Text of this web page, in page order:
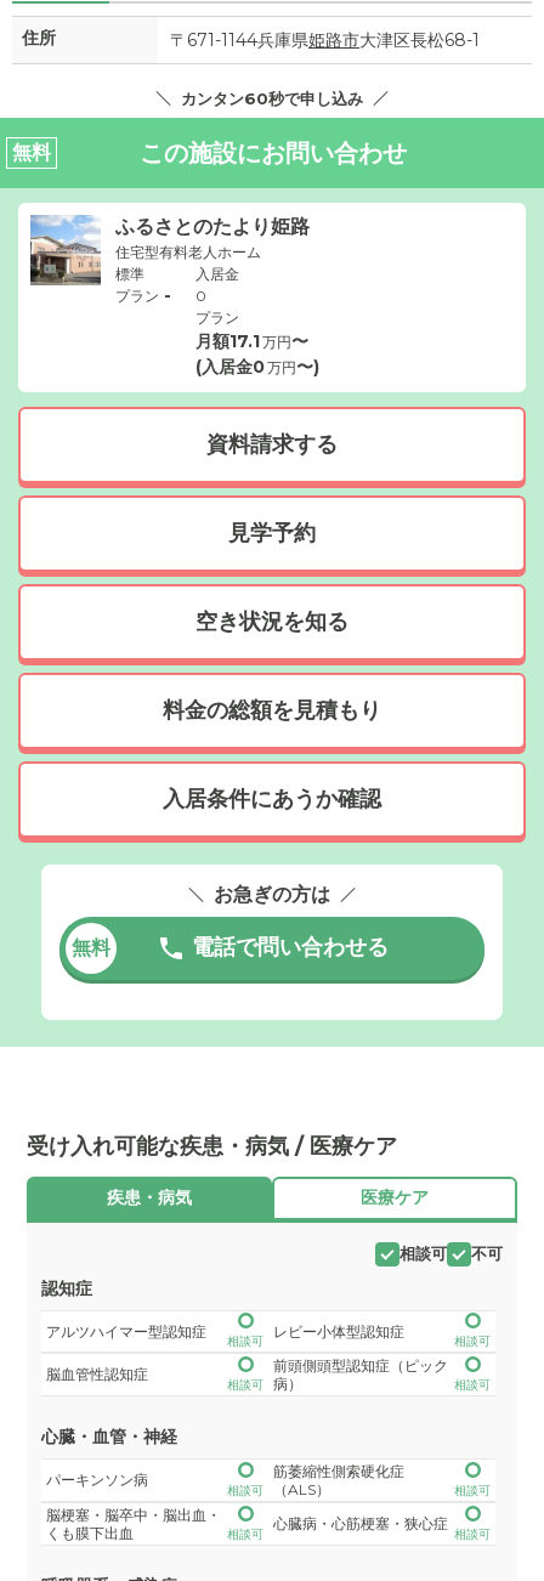
住所 〒671-1144兵庫県姫路市大津区長松68-1
カンタン60秒で申し込み
無料 この施設にお問い合わせ
ふるさとのたより姫路
住宅型有料老人ホーム
標準
プラン -
入居金
0
プラン
月額17.1万円〜
(入居金0万円〜)
資料請求する
見学予約
空き状況を知る
料金の総額を見積もり
入居条件にあうか確認
お急ぎの方は
無料 電話で問い合わせる
受け入れ可能な疾患・病気 / 医療ケア
疾患・病気 医療ケア
相談可 不可
認知症
アルツハイマー型認知症
相談可
レビー小体型認知症
相談可
脳血管性認知症
相談可
前頭側頭型認知症（ピック
病）
相談可
心臓・血管・神経
パーキンソン病
相談可
筋萎縮性側索硬化症
（ALS）
相談可
脳梗塞・脳卒中・脳出血・
くも膜下出血
相談可
心臓病・心筋梗塞・狭心症
相談可